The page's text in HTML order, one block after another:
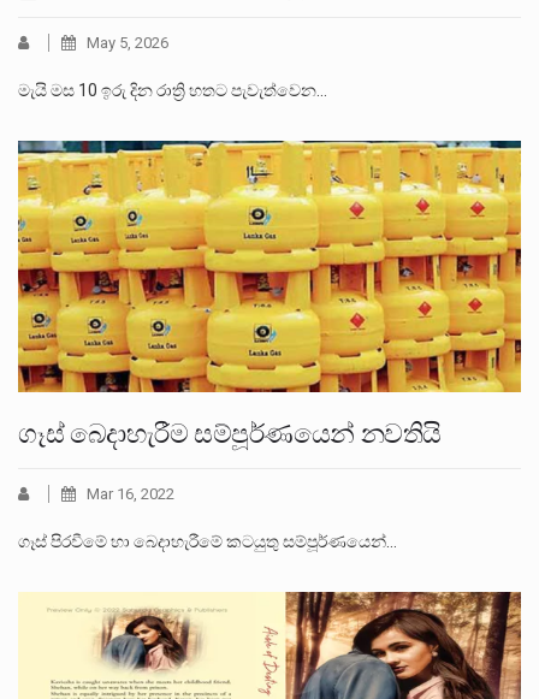
May 5, 2026
මැයි මස 10 ඉරු දින රාත්‍රි හතට පැවැත්වෙන…
ගෑස් බෙදාහැරීම සම්පූර්ණයෙන් නවතියි
Mar 16, 2022
ගෑස් පිරවීමේ හා බෙදාහැරීමේ කටයුතු සම්පූර්ණයෙන්…